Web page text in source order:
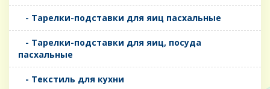
- Тарелки-подставки для яиц пасхальные
- Тарелки-подставки для яиц, посуда
пасхальные
- Текстиль для кухни